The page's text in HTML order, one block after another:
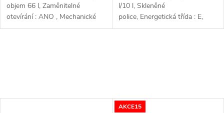
objem 66 l, Zaměnitelné
otevírání : ANO , Mechanické
ovládání,
l/10 l, Skleněné
police, Energetická třída : E,
AKCE15